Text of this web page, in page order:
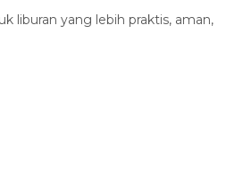
liburan yang lebih praktis, aman,